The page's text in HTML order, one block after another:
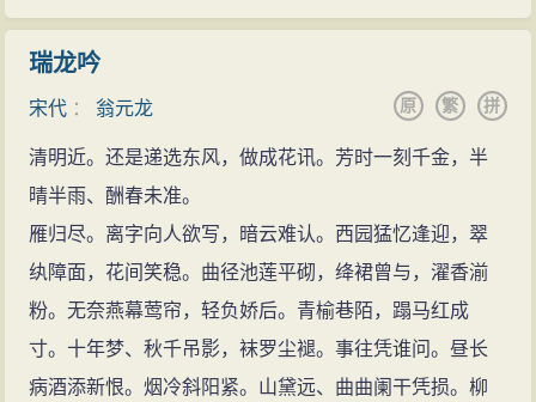
瑞龙吟
宋代 ：翁元龙 拼
繁
原
清明近。还是递选东风，做成花讯。芳时一刻千金，半
晴半雨、酬春未准。
雁归尽。离字向人欲写，暗云难认。西园猛忆逢迎，翠
纨障面，花间笑稳。曲径池莲平砌，绛裙曾与，濯香湔
粉。无奈燕幕莺帘，轻负娇后。青榆巷陌，蹋马红成
寸。十年梦、秋千吊影，袜罗尘褪。事往凭谁问。昼长
病酒添新恨。烟冷斜阳紧。山黛远、曲曲阑干凭损。柳